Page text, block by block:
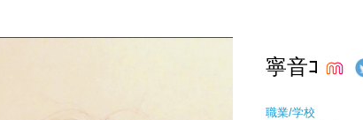
寧音ｺ
職業/学校